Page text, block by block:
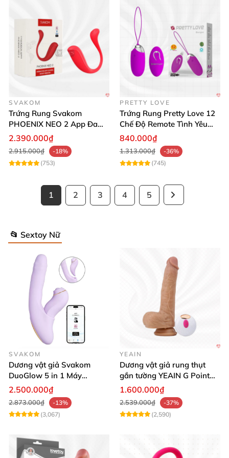
SVAKOM
Trứng Rung Svakom
PHOENIX NEO 2 App Đa
Chức Năng Hấp Dẫn
2.390.000₫
2.915.000₫
-18%
(753)
PRETTY LOVE
Trứng Rung Pretty Love 12
Chế Độ Remote Tình Yêu
Kích Thích
840.000₫
1.313.000₫
-36%
(745)
1 2 3 4 5
📂 Sextoy Nữ
SVAKOM
Dương vật giả Svakom
DuoGlow 5 in 1 Máy
Massage Điểm G & Âm Vật
Điều Khiển App
2.500.000₫
2.873.000₫
-13%
(3,067)
YEAIN
Dương vật giả rung thụt
gắn tường YEAIN G Point
siêu thực điều khiển từ xa
1.600.000₫
2.539.000₫
-37%
(2,590)